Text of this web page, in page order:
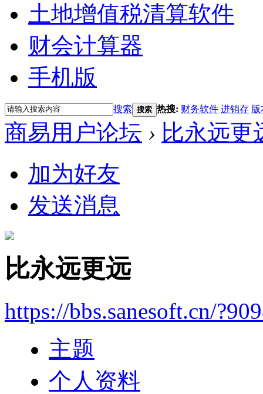
土地增值税清算软件
财会计算器
手机版
搜索 搜索 热搜: 财务软件 进销存 版
商易用户论坛 › 比永远更
加为好友
发送消息
比永远更远
https://bbs.sanesoft.cn/
主题
个人资料